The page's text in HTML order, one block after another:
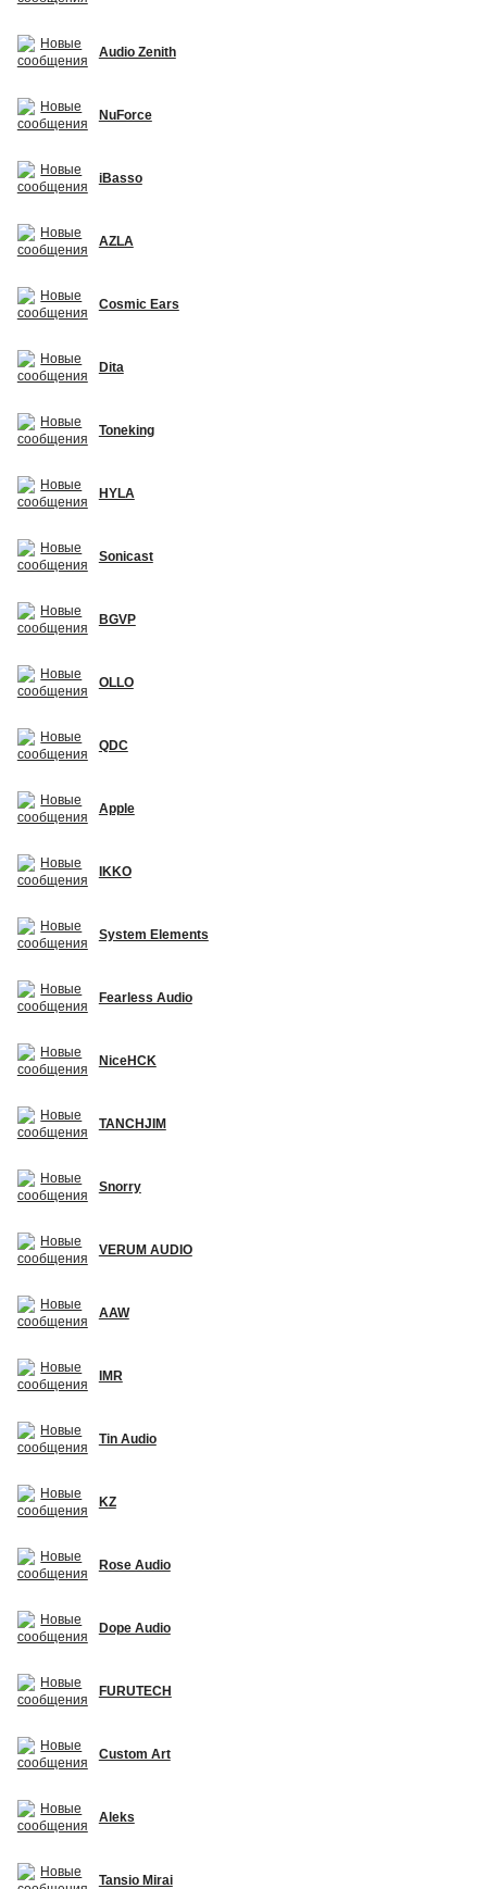
Audio Zenith
NuForce
iBasso
AZLA
Cosmic Ears
Dita
Toneking
HYLA
Sonicast
BGVP
OLLO
QDC
Apple
IKKO
System Elements
Fearless Audio
NiceHCK
TANCHJIM
Snorry
VERUM AUDIO
AAW
IMR
Tin Audio
KZ
Rose Audio
Dope Audio
FURUTECH
Custom Art
Aleks
Tansio Mirai